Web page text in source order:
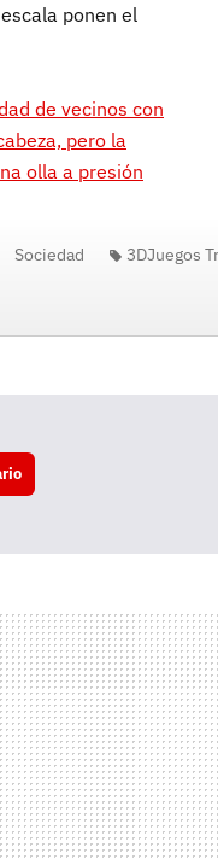
ponen el
de vecinos con
pero la
olla a presión
Sociedad 3DJuegos